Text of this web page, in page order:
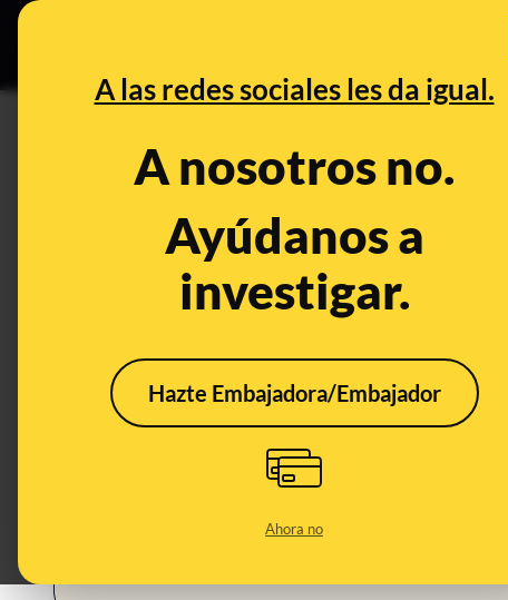
A las redes sociales les da igual.
A nosotros no.
Ayúdanos a
investigar.
Hazte Embajadora/Embajador
Ahora no
¿Un rabino judío afirma que
son futuros terroristas de
This content has NOT yet been
What's being said:
«Un rabino judío afirma que todos los
This content has not
https://youtube.com/shorts/
terroristas · terrorismo · niños · Israel · judíos · conflicto